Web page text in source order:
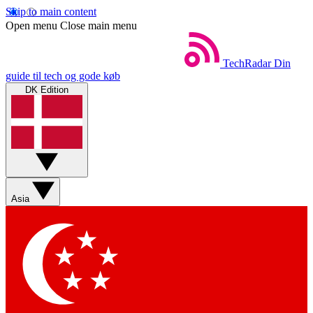
Skip to main content
Open menu Close main menu
TechRadar Din
guide til tech og gode køb
DK Edition
Asia